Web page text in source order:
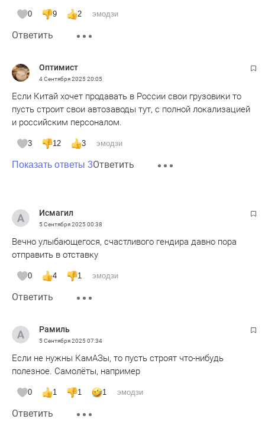
0 9 2 эмодзи
Ответить
Оптимист
4 Сентября 202520:05
Если Китай хочет продавать в России свои грузовики то
пусть строит свои автозаводы тут, с полной локализацией
и российским персоналом.
3 12 3 эмодзи
Показать ответы 3Ответить
Исмагил
5 Сентября 202500:38
Вечно улыбающегося, счастливого гендира давно пора
отправить в отставку
0 4 1 эмодзи
Ответить
Рамиль
5 Сентября 202507:34
Если не нужны КамАЗы, то пусть строят что-нибудь
полезное. Самолёты, например
0 1 1 1 эмодзи
Ответить